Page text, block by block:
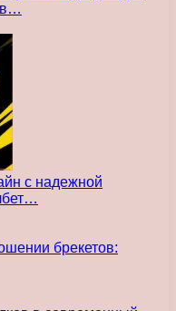
в…
с надежной
брекетов: